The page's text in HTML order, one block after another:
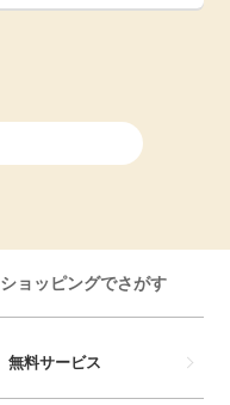
ショッピングでさがす
無料サービス